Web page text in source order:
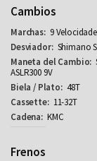
Cambios
9
Shimano
ASLR300 9V
48T
11-32T
KMC
Frenos